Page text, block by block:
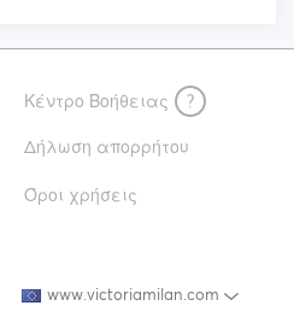
Κέντρο Βοήθειας
?
Δήλωση απορρήτου
Όροι χρήσεις
www.victoriamilan.com